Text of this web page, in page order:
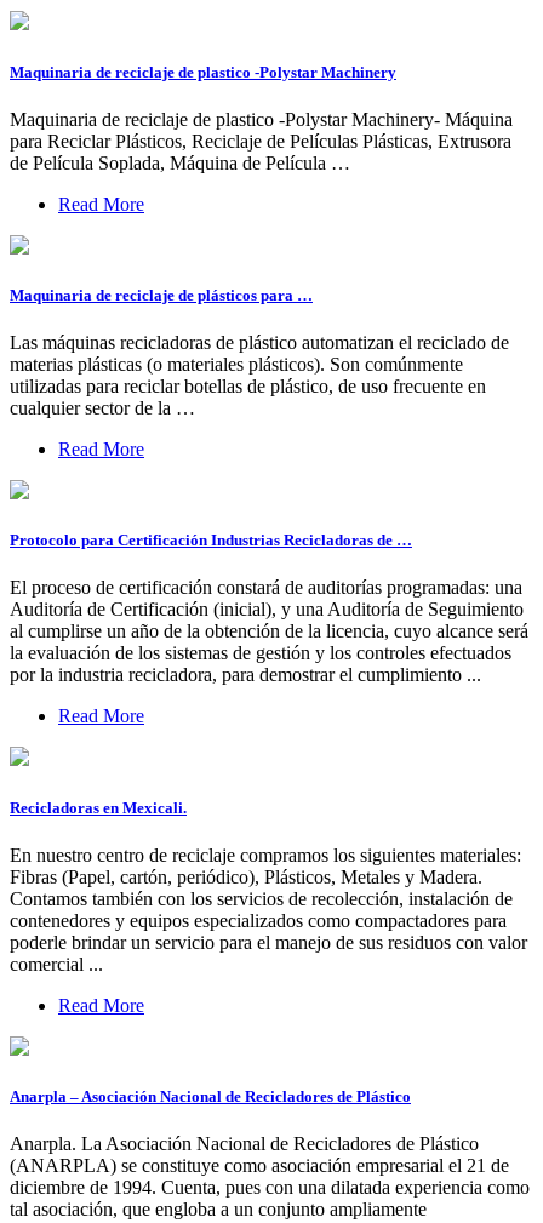
Maquinaria de reciclaje de plastico -Polystar Machinery
Maquinaria de reciclaje de plastico -Polystar Machinery- Máquina
para Reciclar Plásticos, Reciclaje de Películas Plásticas, Extrusora
de Película Soplada, Máquina de Película …
Read More
Maquinaria de reciclaje de plásticos para …
Las máquinas recicladoras de plástico automatizan el reciclado de
materias plásticas (o materiales plásticos). Son comúnmente
utilizadas para reciclar botellas de plástico, de uso frecuente en
cualquier sector de la …
Read More
Protocolo para Certificación Industrias Recicladoras de …
El proceso de certificación constará de auditorías programadas: una
Auditoría de Certificación (inicial), y una Auditoría de Seguimiento
al cumplirse un año de la obtención de la licencia, cuyo alcance será
la evaluación de los sistemas de gestión y los controles efectuados
por la industria recicladora, para demostrar el cumplimiento ...
Read More
Recicladoras en Mexicali.
En nuestro centro de reciclaje compramos los siguientes materiales:
Fibras (Papel, cartón, periódico), Plásticos, Metales y Madera.
Contamos también con los servicios de recolección, instalación de
contenedores y equipos especializados como compactadores para
poderle brindar un servicio para el manejo de sus residuos con valor
comercial ...
Read More
Anarpla – Asociación Nacional de Recicladores de Plástico
Anarpla. La Asociación Nacional de Recicladores de Plástico
(ANARPLA) se constituye como asociación empresarial el 21 de
diciembre de 1994. Cuenta, pues con una dilatada experiencia como
tal asociación, que engloba a un conjunto ampliamente